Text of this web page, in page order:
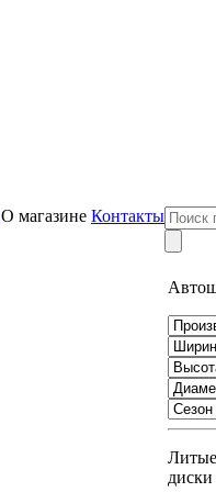
О магазине Контакты
Литые
диски